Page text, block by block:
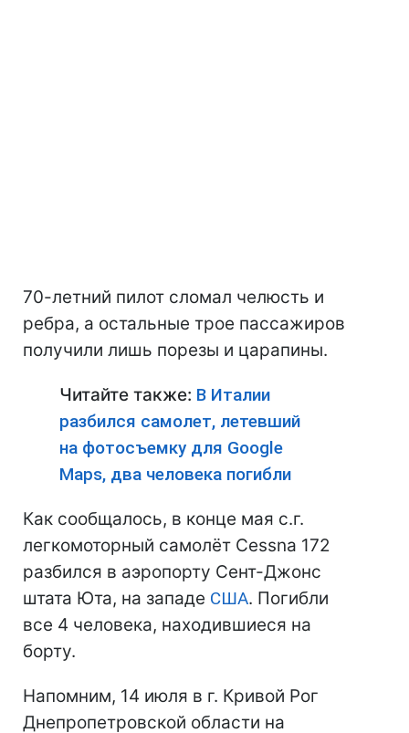
70-летний пилот сломал челюсть и
ребра, а остальные трое пассажиров
получили лишь порезы и царапины.
Читайте также: В Италии
разбился самолет, летевший
на фотосъемку для Google
Maps, два человека погибли
Как сообщалось, в конце мая с.г.
легкомоторный самолёт Cessna 172
разбился в аэропорту Сент-Джонс
штата Юта, на западе США. Погибли
все 4 человека, находившиеся на
борту.
Напомним, 14 июля в г. Кривой Рог
Днепропетровской области на